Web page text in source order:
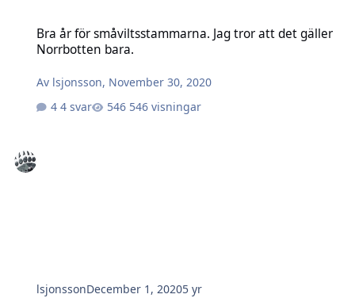
Bra år för småviltsstammarna. Jag tror att det gäller
Norrbotten bara.
Av lsjonsson, November 30, 2020
4 svar
546 visningar
lsjonssonDecember 1, 20205 yr